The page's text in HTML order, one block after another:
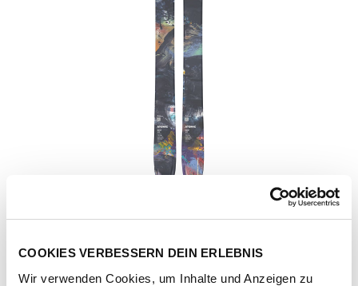
COOKIES VERBESSERN DEIN ERLEBNIS
Wir verwenden Cookies, um Inhalte und Anzeigen zu